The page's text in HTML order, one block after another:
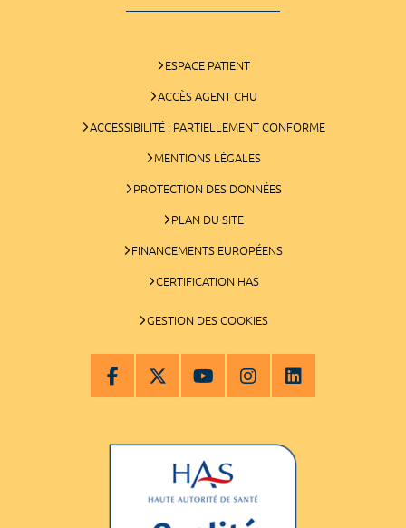
ESPACE PATIENT
ACCÈS AGENT CHU
ACCESSIBILITÉ : PARTIELLEMENT CONFORME
MENTIONS LÉGALES
PROTECTION DES DONNÉES
PLAN DU SITE
FINANCEMENTS EUROPÉENS
CERTIFICATION HAS
GESTION DES COOKIES